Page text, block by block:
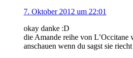
7. Oktober 2012 um 22:01
okay danke :D
die Amande reihe von L’Occitane
anschauen wenn du sagst sie